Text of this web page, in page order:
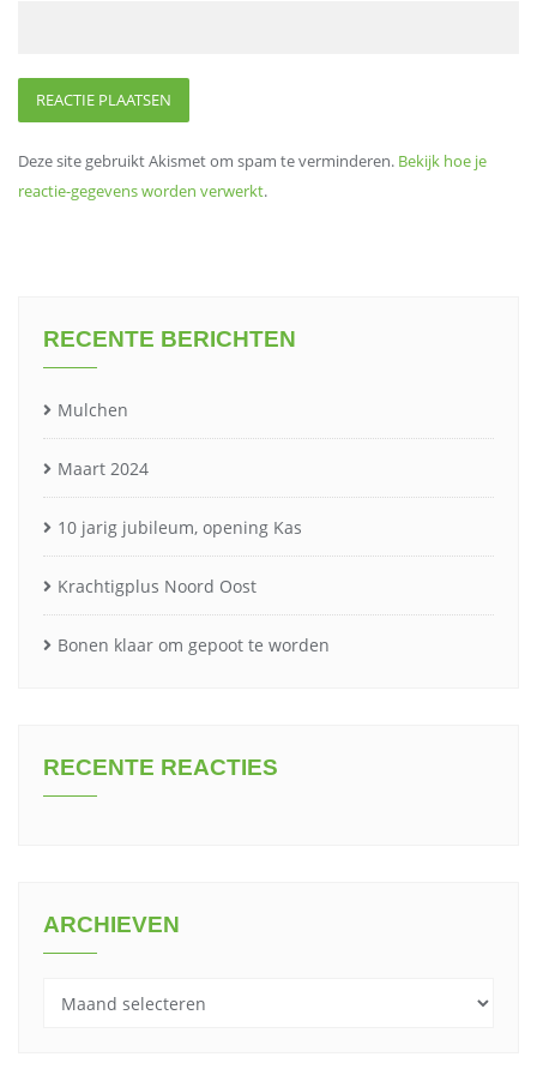
Deze site gebruikt Akismet om spam te verminderen. Bekijk hoe je
reactie-gegevens worden verwerkt.
RECENTE BERICHTEN
Mulchen
Maart 2024
10 jarig jubileum, opening Kas
Krachtigplus Noord Oost
Bonen klaar om gepoot te worden
RECENTE REACTIES
ARCHIEVEN
Archieven